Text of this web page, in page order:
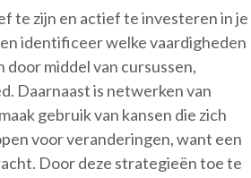
te zijn en actief te investeren in je
identificeer welke vaardigheden
middel van cursussen,
Daarnaast is netwerken van
gebruik van kansen die zich
voor veranderingen, want een
Door deze strategieën toe te